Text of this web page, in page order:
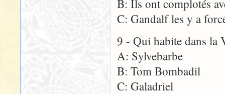
B: Ils ont complotés
C: Gandalf les y a
9 - Qui habite dans la
A: Sylvebarbe
B: Tom Bombadil
C: Galadriel